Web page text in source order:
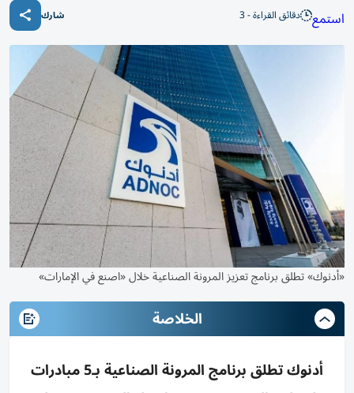
استمع دقائق القراءة - 3 شارك
«أدنوك» تطلق برنامج تعزيز المرونة الصناعية خلال «اصنع في الإمارات»
الخلاصة
أدنوك تطلق برنامج المرونة الصناعية بـ5 مبادرات